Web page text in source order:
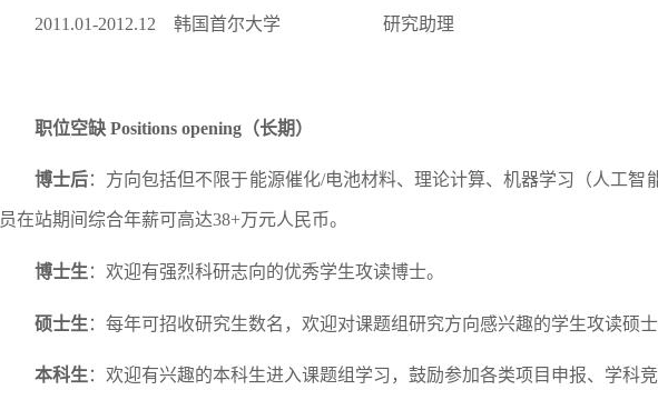
2011.01-2012.12 韩国首尔大学 研究助理
职位空缺 Positions opening （长期）
博士后：方向包括但不限于能源催化/电池材料、理论计算、机器学习（人工智
员在站期间综合年薪可高达38+万元人民币。
博士生 ：欢迎有强烈科研志向的优秀学生攻读博士。
硕士生 ：每年可招收研究生数名，欢迎对课题组研究方向感兴趣的学生攻读硕士
本科生 ：欢迎有兴趣的本科生进入课题组学习，鼓励参加各类项目申报、学科竞